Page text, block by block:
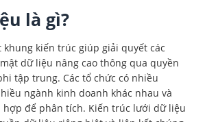
là gì?
kiến trúc giúp giải quyết các
dữ liệu nâng cao thông qua quyền
tập trung. Các tổ chức có nhiều
ngành kinh doanh khác nhau và
để phân tích. Kiến trúc lưới dữ liệu